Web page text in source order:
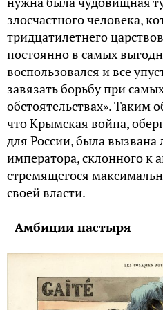
злосчастного человека,
тридцатилетнего
постоянно в самых
воспользовался и все
завязать борьбу при
обстоятельствах». Таким
что Крымская война,
для России, была
императора, склонного к
стремящегося
своей власти.
Амбиции пастыря